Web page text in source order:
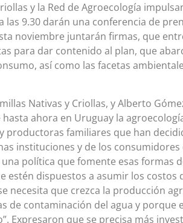
y la Red de Agroecología
9.30 darán una conferencia de
noviembre juntarán firmas, que
para dar contenido al plan, que
así como las facetas
Nativas y Criollas, y Alberto
ahora en Uruguay la
familiares que han
instituciones y de los consumidores
política que fomente esas formas
estén dispuestos a asumir los costos
necesita que crezca la producción
de contaminación del agua y porque
Expresaron que se precisa más